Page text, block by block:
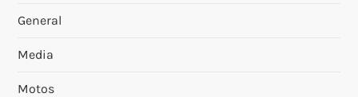
General
Media
Motos